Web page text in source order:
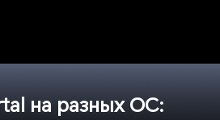
на разных OC: